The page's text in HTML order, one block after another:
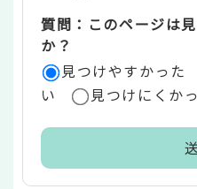
質問：このページは
か？
見つけやすかった
い
見つけにくか